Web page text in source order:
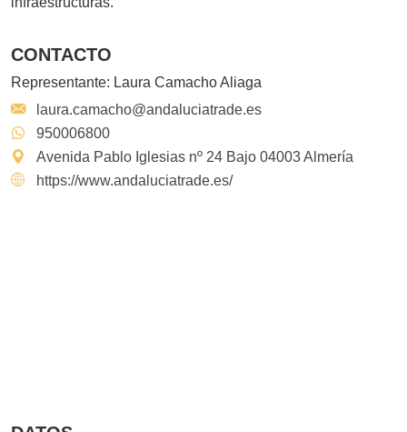
CONTACTO
Representante: Laura Camacho Aliaga
laura.camacho@andaluciatrade.es
950006800
Avenida Pablo Iglesias nº 24 Bajo 04003 Almería
https://www.andaluciatrade.es/